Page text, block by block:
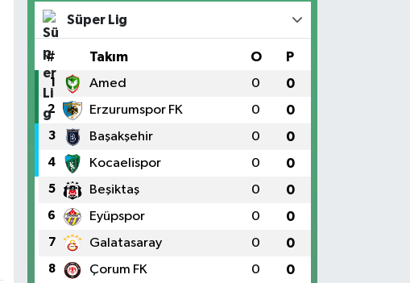
Süper Lig
# Takım O P
1 Amed 0 0
2 Erzurumspor FK 0 0
3 Başakşehir 0 0
4 Kocaelispor 0 0
5 Beşiktaş 0 0
6 Eyüpspor 0 0
7 Galatasaray 0 0
8 Çorum FK 0 0